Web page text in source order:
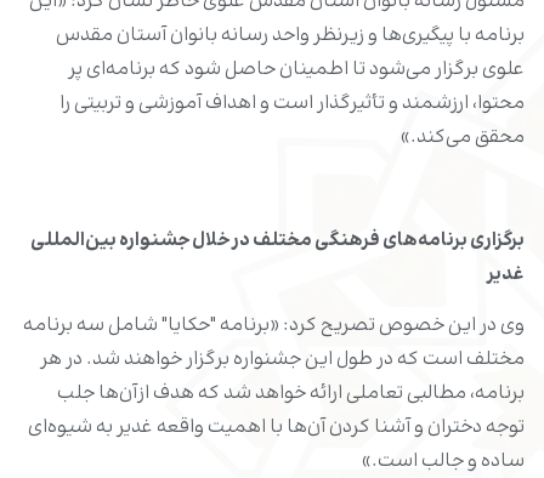
برنامه با پیگیری‌ها و زیرنظر واحد رسانه بانوان آستان مقدس
علوی برگزار می‌شود تا اطمینان حاصل شود که برنامه‌ای پر
محتوا، ارزشمند و تأثیرگذار است و اهداف آموزشی و تربیتی را
محقق می‌کند.»
برگزاری برنامه‌های فرهنگی مختلف در خلال جشنواره بین‌المللی
غدیر
وی در این خصوص تصریح کرد: «برنامه "حکایا" شامل سه برنامه
مختلف است که در طول این جشنواره برگزار خواهند شد. در هر
برنامه، مطالبی تعاملی ارائه خواهد شد که هدف ازآن‌ها جلب
توجه دختران و آشنا کردن آن‌ها با اهمیت واقعه غدیر به شیوه‌ای
ساده و جالب است.»